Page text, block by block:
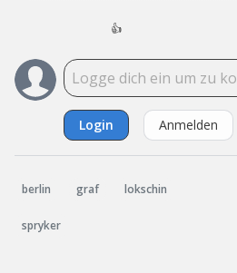
👍
Login Anmelden
berlin graf lokschin
spryker